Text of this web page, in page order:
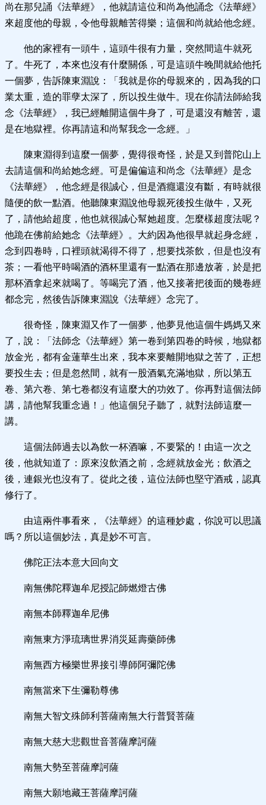
尚在那兒誦《法華經》，他就請這位和尚為他誦念《法華經》
來超度他的母親，令他母親離苦得樂；這個和尚就給他念經。
他的家裡有一頭牛，這頭牛很有力量，突然間這牛就死
了。牛死了，本來也沒有什麼關係，可是這頭牛晚間就給他托
一個夢，告訴陳東淵說：「我就是你的母親來的，因為我的口
業太重，造的罪孽太深了，所以投生做牛。現在你請法師給我
念《法華經》，我已經離開這個牛身了，可是還沒有離苦，還
是在地獄裡。你再請這和尚幫我念一念經。」
陳東淵得到這麼一個夢，覺得很奇怪，於是又到普陀山上
去請這個和尚給她念經。可是偏偏這和尚念《法華經》是念
《法華經》，他念經是很誠心，但是酒癮還沒有斷，有時就很
隨便的飲一點酒。他聽陳東淵說他母親死後投生做牛，又死
了，請他給超度，他也就很誠心幫她超度。怎麼樣超度法呢？
他跪在佛前給她念《法華經》。大約因為他很早就起身念經，
念到四卷時，口裡頭就渴得不得了，想要找茶飲，但是也沒有
茶；一看他平時喝酒的酒杯里還有一點酒在那邊放著，於是把
那杯酒拿起來就喝了。等喝完了酒，他又接著把後面的幾卷經
都念完，然後告訴陳東淵說《法華經》念完了。
很奇怪，陳東淵又作了一個夢，他夢見他這個牛媽媽又來
了，說：「法師念《法華經》第一卷到第四卷的時候，地獄都
放金光，都有金蓮華生出來，我本來要離開地獄之苦了，正想
要投生去；但是忽然間，就有一股酒氣充滿地獄，所以第五
卷、第六卷、第七卷都沒有這麼大的功效了。你再對這個法師
講，請他幫我重念過！」他這個兒子聽了，就對法師這麼一
講。
這個法師過去以為飲一杯酒嘛，不要緊的！由這一次之
後，他就知道了：原來沒飲酒之前，念經就放金光；飲酒之
後，連銀光也沒有了。從此之後，這位法師也堅守酒戒，認真
修行了。
由這兩件事看來，《法華經》的這種妙處，你說可以思議
嗎？所以這個妙法，真是妙不可言。
佛陀正法本意大回向文
南無佛陀釋迦牟尼授記師燃燈古佛
南無本師釋迦牟尼佛
南無東方淨琉璃世界消災延壽藥師佛
南無西方極樂世界接引導師阿彌陀佛
南無當來下生彌勒尊佛
南無大智文殊師利菩薩南無大行普賢菩薩
南無大慈大悲觀世音菩薩摩訶薩
南無大勢至菩薩摩訶薩
南無大願地藏王菩薩摩訶薩